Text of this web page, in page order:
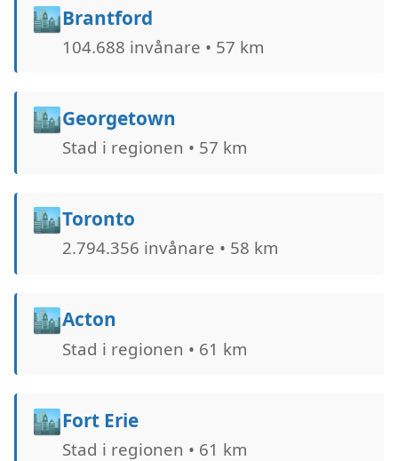
🏙️Brantford
104.688 invånare • 57 km
🏙️Georgetown
Stad i regionen • 57 km
🏙️Toronto
2.794.356 invånare • 58 km
🏙️Acton
Stad i regionen • 61 km
🏙️Fort Erie
Stad i regionen • 61 km